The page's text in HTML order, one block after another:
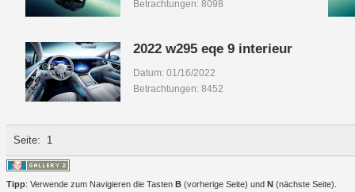
Betrachtungen: 8098
2022 w295 eqe 9 interieur
Datum: 01/16/2022
Betrachtungen: 8452
Seite: 1
Tipp: Verwende zum Navigieren die Tasten B (vorherige Seite) und N (nächste Seite).